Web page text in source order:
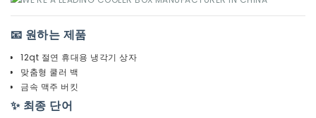
📧 원하는 제품
12qt 절연 휴대용 냉각기 상자
맞춤형 쿨러 백
금속 맥주 버킷
✨ 최종 단어